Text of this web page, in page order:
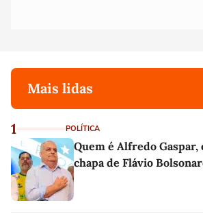
Mais lidas
1 POLÍTICA
Quem é Alfredo Gaspar,
chapa de Flávio